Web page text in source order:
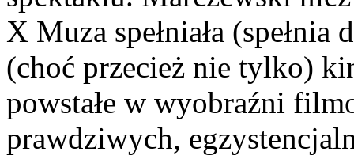
X Muza spełniała (spełnia
(choć przecież nie tylko)
powstałe w wyobraźni
prawdziwych,